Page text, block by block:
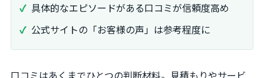
具体的なエピソードがある口コミが信頼度高め
公式サイトの「お客様の声」は参考程度に
口コミはあくまでひとつの判断材料。見積もりやサービ